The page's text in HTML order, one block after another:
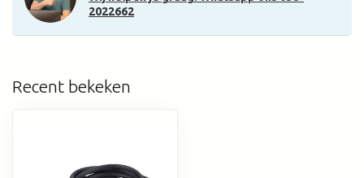
2022662
Recent bekeken